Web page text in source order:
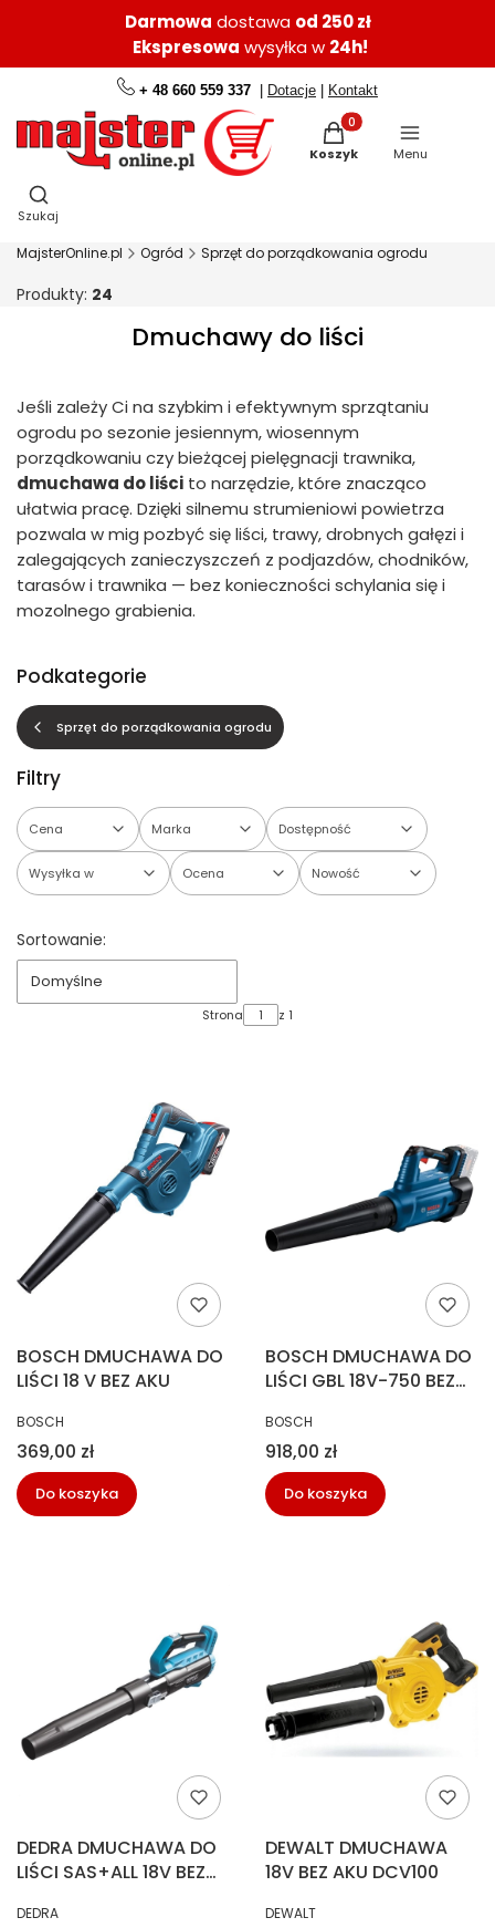
Darmowa dostawa od 250 zł
Ekspresowa wysyłka w 24h!
+ 48 660 559 337 | Dotacje | Kontakt
Produkty w koszyku:
Koszyk Menu
Otwórz wyszukiwarkę
Szukaj
MajsterOnline.pl Ogród Sprzęt do porządkowania ogrodu
Produkty: 24
Dmuchawy do liści
Jeśli zależy Ci na szybkim i efektywnym sprzątaniu
ogrodu po sezonie jesiennym, wiosennym
porządkowaniu czy bieżącej pielęgnacji trawnika,
dmuchawa do liści to narzędzie, które znacząco
ułatwia pracę. Dzięki silnemu strumieniowi powietrza
pozwala w mig pozbyć się liści, trawy, drobnych gałęzi i
zalegających zanieczyszczeń z podjazdów, chodników,
tarasów i trawnika — bez konieczności schylania się i
mozolnego grabienia.
Podkategorie
Sprzęt do porządkowania ogrodu
Filtry
Cena Marka Dostępność
Wysyłka w Ocena Nowość
Lista produktów
Sortowanie:
Domyślne
Strona z 1
BOSCH DMUCHAWA DO
LIŚCI 18 V BEZ AKU
PRODUCENT
BOSCH
Cena
369,00 zł
Do koszyka
BOSCH DMUCHAWA DO
LIŚCI GBL 18V-750 BEZ
PRODUCENT
BOSCH
Cena
918,00 zł
Do koszyka
DEDRA DMUCHAWA DO
LIŚCI SAS+ALL 18V BEZ
PRODUCENT
DEDRA
DEWALT DMUCHAWA
18V BEZ AKU DCV100
PRODUCENT
DEWALT